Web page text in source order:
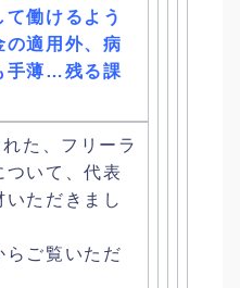
働けるよう
適用外、病
手薄…残る課
た、フリーラ
ついて、代表
ただきまし
ご覧いただ